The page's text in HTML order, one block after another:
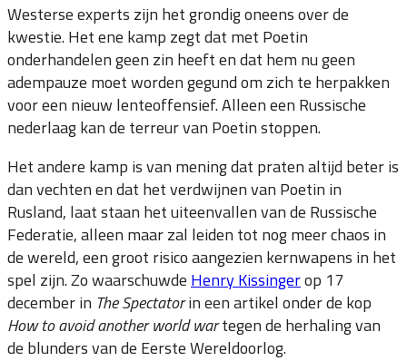
Westerse experts zijn het grondig oneens over de
kwestie. Het ene kamp zegt dat met Poetin
onderhandelen geen zin heeft en dat hem nu geen
adempauze moet worden gegund om zich te herpakken
voor een nieuw lenteoffensief. Alleen een Russische
nederlaag kan de terreur van Poetin stoppen.
Het andere kamp is van mening dat praten altijd beter is
dan vechten en dat het verdwijnen van Poetin in
Rusland, laat staan het uiteenvallen van de Russische
Federatie, alleen maar zal leiden tot nog meer chaos in
de wereld, een groot risico aangezien kernwapens in het
spel zijn. Zo waarschuwde Henry Kissingerop 17
december in The Spectatorin een artikel onder de kop
How to avoid another world wartegen de herhaling van
de blunders van de Eerste Wereldoorlog.